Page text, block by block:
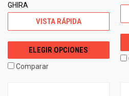
GHIRA
VISTA RÁPIDA
ELEGIR OPCIONES
Comparar